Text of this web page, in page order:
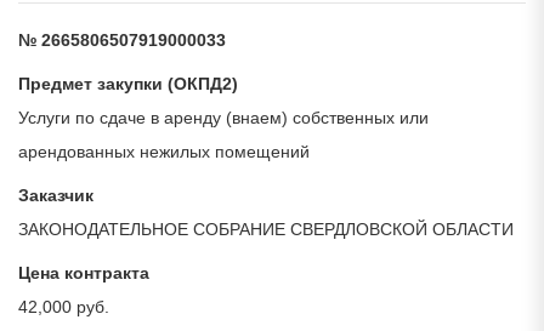
№ 2665806507919000033
Предмет закупки (ОКПД2)
Услуги по сдаче в аренду (внаем) собственных или
арендованных нежилых помещений
Заказчик
ЗАКОНОДАТЕЛЬНОЕ СОБРАНИЕ СВЕРДЛОВСКОЙ ОБЛАСТИ
Цена контракта
42,000 руб.